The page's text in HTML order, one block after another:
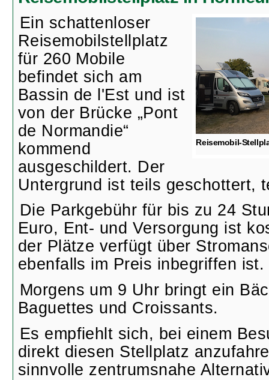
Reisemobil-
Ein schattenloser
Reisemobilstellplatz
für 260 Mobile
befindet sich am
Bassin de l'Est und ist
von der Brücke „Pont
de Normandie“
kommend
ausgeschildert. Der
Untergrund ist teils geschottert,
Die Parkgebühr für bis zu 24
Euro, Ent- und Versorgung ist
der Plätze verfügt über
ebenfalls im Preis inbegriffen ist.
Morgens um 9 Uhr bringt ein
Baguettes und Croissants.
Es empfiehlt sich, bei einem
direkt diesen Stellplatz
sinnvolle zentrumsnahe